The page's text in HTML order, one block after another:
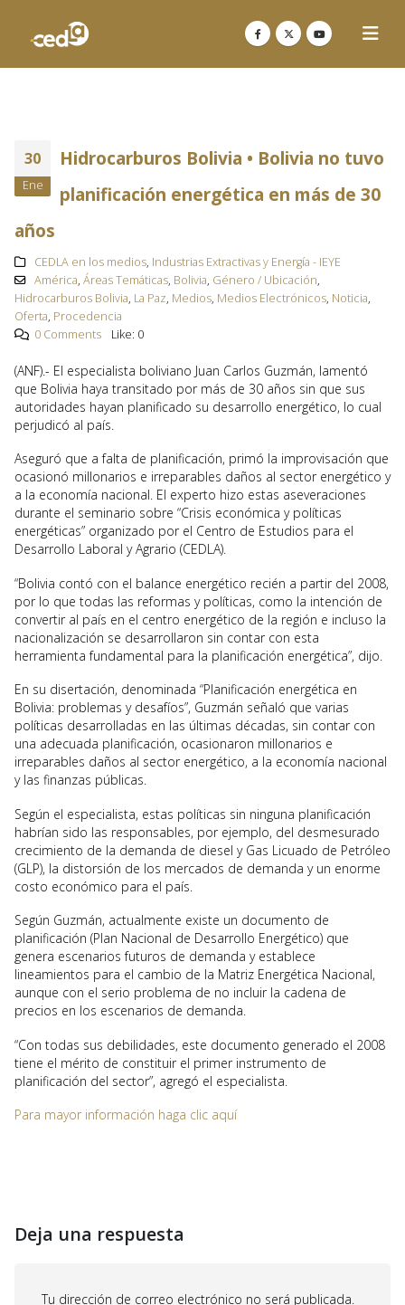
30
Ene
Hidrocarburos Bolivia • Bolivia no tuvo
planificación energética en más de 30
años
CEDLA en los medios, Industrias Extractivas y Energía - IEYE
América, Áreas Temáticas, Bolivia, Género / Ubicación,
Hidrocarburos Bolivia, La Paz, Medios, Medios Electrónicos, Noticia,
Oferta, Procedencia
0 Comments
Like: 0
(ANF).- El especialista boliviano Juan Carlos Guzmán, lamentó
que Bolivia haya transitado por más de 30 años sin que sus
autoridades hayan planificado su desarrollo energético, lo cual
perjudicó al país.
Aseguró que a falta de planificación, primó la improvisación que
ocasionó millonarios e irreparables daños al sector energético y
a la economía nacional. El experto hizo estas aseveraciones
durante el seminario sobre “Crisis económica y políticas
energéticas” organizado por el Centro de Estudios para el
Desarrollo Laboral y Agrario (CEDLA).
“Bolivia contó con el balance energético recién a partir del 2008,
por lo que todas las reformas y políticas, como la intención de
convertir al país en el centro energético de la región e incluso la
nacionalización se desarrollaron sin contar con esta
herramienta fundamental para la planificación energética”, dijo.
En su disertación, denominada “Planificación energética en
Bolivia: problemas y desafíos”, Guzmán señaló que varias
políticas desarrolladas en las últimas décadas, sin contar con
una adecuada planificación, ocasionaron millonarios e
irreparables daños al sector energético, a la economía nacional
y las finanzas públicas.
Según el especialista, estas políticas sin ninguna planificación
habrían sido las responsables, por ejemplo, del desmesurado
crecimiento de la demanda de diesel y Gas Licuado de Petróleo
(GLP), la distorsión de los mercados de demanda y un enorme
costo económico para el país.
Según Guzmán, actualmente existe un documento de
planificación (Plan Nacional de Desarrollo Energético) que
genera escenarios futuros de demanda y establece
lineamientos para el cambio de la Matriz Energética Nacional,
aunque con el serio problema de no incluir la cadena de
precios en los escenarios de demanda.
“Con todas sus debilidades, este documento generado el 2008
tiene el mérito de constituir el primer instrumento de
planificación del sector”, agregó el especialista.
Para mayor información haga clic aquí
Deja una respuesta
Tu dirección de correo electrónico no será publicada.